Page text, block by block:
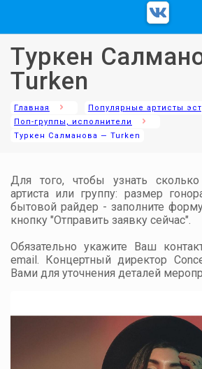
Туркен
Turken
Главная
Популярные артисты
Поп-группы, исполнители
Туркен Салманова — Turken
Для того, чтобы узнать сколько
артиста или группу: размер
бытовой райдер - заполните
кнопку "Отправить заявку сейчас".
Обязательно укажите Ваш
email. Концертный директор
Вами для уточнения деталей